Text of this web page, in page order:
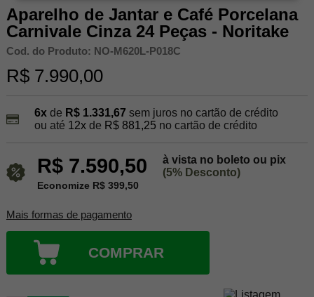
Aparelho de Jantar e Café Porcelana
Carnivale Cinza 24 Peças - Noritake
Cod. do Produto: NO-M620L-P018C
R$ 7.990,00
6xde R$ 1.331,67 sem juros no cartão de crédito
ou até 12xde R$ 881,25 no cartão de crédito
R$ 7.590,50
à vista no boleto ou pix
(5% Desconto)
Economize R$ 399,50
Mais formas de pagamento
COMPRAR